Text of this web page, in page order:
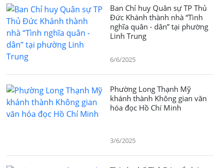
Ban Chỉ huy Quân sự TP Thủ
Đức Khánh thành nhà “Tình
nghĩa quân - dân” tại phường
Linh Trung
6/6/2025
Phường Long Thạnh Mỹ
khánh thành Không gian văn
hóa đọc Hồ Chí Minh
3/6/2025